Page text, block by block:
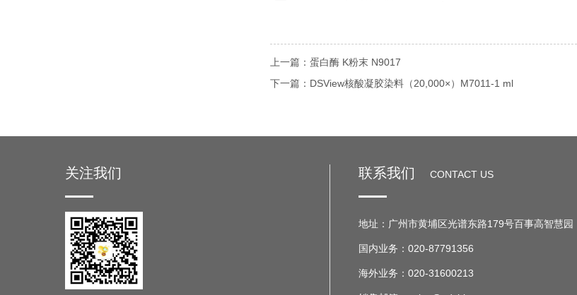
上一篇：蛋白酶 K粉末 N9017
下一篇：DSView核酸凝胶染料（20,000×）M7011-1 ml
关注我们 联系我们 CONTACT US
地址：广州市黄埔区光谱东路179号百事高智慧园
国内业务：020-87791356
海外业务：020-31600213